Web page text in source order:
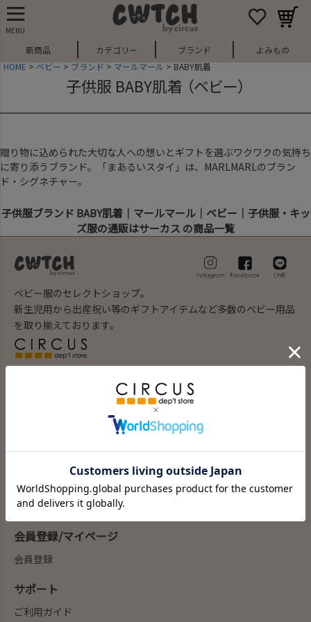
MENU
新商品 カテゴリー ブランド
よみもの
HOME
ベビー ブランド マールマール BABY肌着
子供服 BABY肌着 （ベビー）
贈り物に込められた大切な人への想いとギフトを選ぶワクワクの気持ち
に寄り添うブランド。「まあるいスタイ」は、MARLMARLのブラン
ド・シグネチャー。
子供服ブランド BABY肌着｜マールマール｜ベビー｜子供服・キッ
ズ服の通販はサーカス の商品一覧
ベビー服のセレクトショップ。
新生児用から出産祝い等のギフトアイテムなど多数のベビー用品
を取り揃えております。
100以上の子供服ブランドの通販を行っています。
ブランド
my focus(よみもの)
会員登録/マイページ
会員登録
サポート
ご利用ガイド